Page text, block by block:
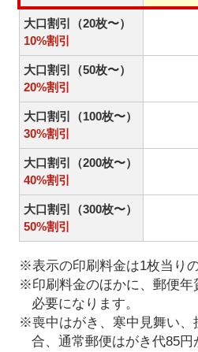
大口割引（20枚〜）
10%割引
大口割引（50枚〜）
20%割引
大口割引（100枚〜）
30%割引
大口割引（200枚〜）
40%割引
大口割引（300枚〜）
50%割引
※表示の印刷料金は1枚当り
※印刷料金のほかに、郵便年
必要になります。
※喪中はがき、寒中見舞い、
合、通常郵便はがき代85円